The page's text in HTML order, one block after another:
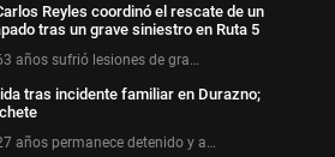
Reyles coordinó el rescate de un
tras un grave siniestro en Ruta 5
años sufrió lesiones de gra…
tras incidente familiar en Durazno;
años permanece detenido y a…